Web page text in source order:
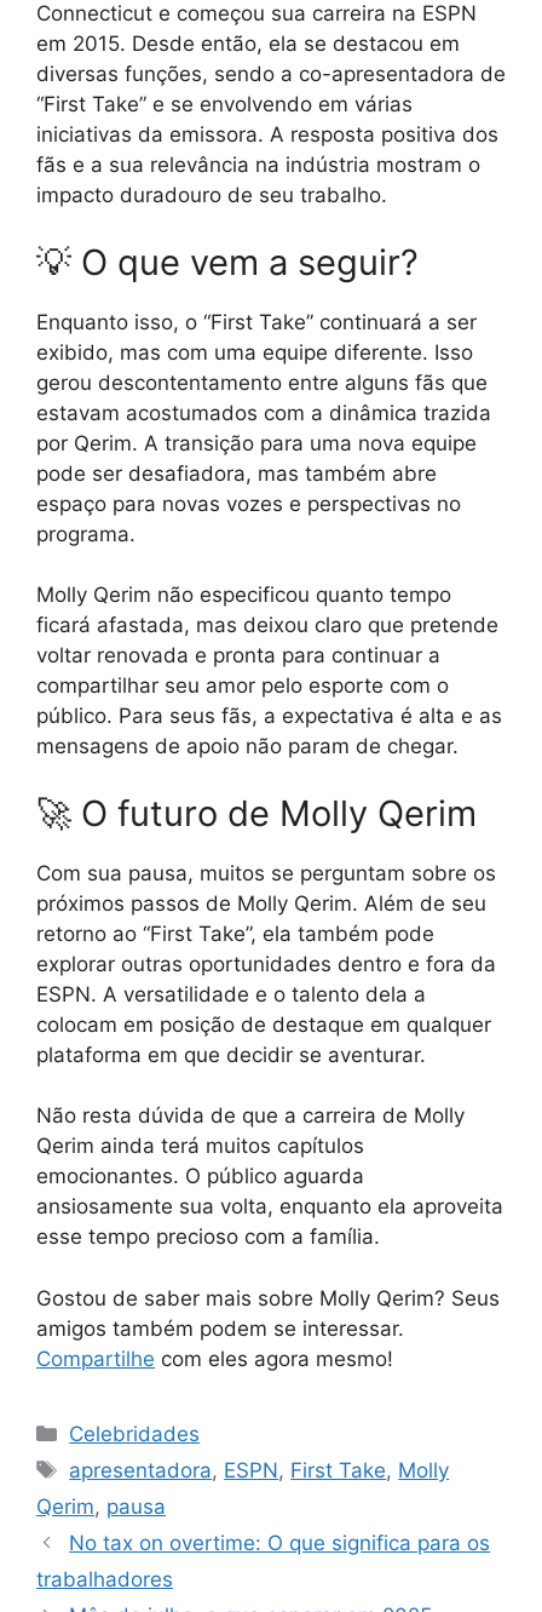
Connecticut e começou sua carreira na ESPN
em 2015. Desde então, ela se destacou em
diversas funções, sendo a co-apresentadora de
“First Take” e se envolvendo em várias
iniciativas da emissora. A resposta positiva dos
fãs e a sua relevância na indústria mostram o
impacto duradouro de seu trabalho.
💡 O que vem a seguir?
Enquanto isso, o “First Take” continuará a ser
exibido, mas com uma equipe diferente. Isso
gerou descontentamento entre alguns fãs que
estavam acostumados com a dinâmica trazida
por Qerim. A transição para uma nova equipe
pode ser desafiadora, mas também abre
espaço para novas vozes e perspectivas no
programa.
Molly Qerim não especificou quanto tempo
ficará afastada, mas deixou claro que pretende
voltar renovada e pronta para continuar a
compartilhar seu amor pelo esporte com o
público. Para seus fãs, a expectativa é alta e as
mensagens de apoio não param de chegar.
🚀 O futuro de Molly Qerim
Com sua pausa, muitos se perguntam sobre os
próximos passos de Molly Qerim. Além de seu
retorno ao “First Take”, ela também pode
explorar outras oportunidades dentro e fora da
ESPN. A versatilidade e o talento dela a
colocam em posição de destaque em qualquer
plataforma em que decidir se aventurar.
Não resta dúvida de que a carreira de Molly
Qerim ainda terá muitos capítulos
emocionantes. O público aguarda
ansiosamente sua volta, enquanto ela aproveita
esse tempo precioso com a família.
Gostou de saber mais sobre Molly Qerim? Seus
amigos também podem se interessar.
Compartilhe com eles agora mesmo!
Categorias
Celebridades
Tags
apresentadora, ESPN, First Take, Molly
Qerim, pausa
No tax on overtime: O que significa para os
trabalhadores